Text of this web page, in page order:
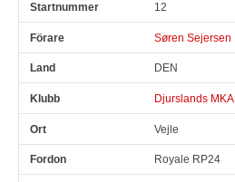
12
Søren Sejersen
DEN
Djurslands MKA
Vejle
Royale RP24